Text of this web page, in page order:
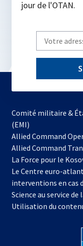
jour de l'OTAN.
Write
your
email
Comité militaire &
(EMI)
Allied Command
Allied Command
La Force pour le
Le Centre euro-
interventions en cas
Science au service
Utilisation du